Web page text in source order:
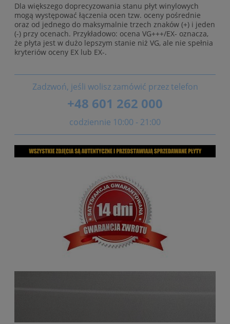
Dla większego doprecyzowania stanu płyt winylowych
mogą występować łączenia ocen tzw. oceny pośrednie
oraz od jednego do maksymalnie trzech znaków (+) i jeden
(-) przy ocenach. Przykładowo: ocena VG+++/EX- oznacza,
że płyta jest w dużo lepszym stanie niż VG, ale nie spełnia
kryteriów oceny EX lub EX-.
Zadzwoń, jeśli wolisz zamówić przez telefon
+48 601 262 000
codziennie 10:00 - 21:00